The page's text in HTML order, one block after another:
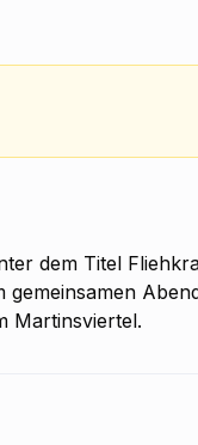
dem Titel
Martinsviertel.